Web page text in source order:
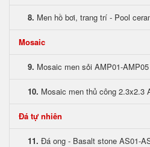
8. Men hồ bơi, trang trí - Pool
Mosaic
9. Mosaic men sỏi AMP01-AMP05
10. Mosaic men thủ công 2.3x2.3
Đá tự nhiên
11. Đá ong - Basalt stone AS01-